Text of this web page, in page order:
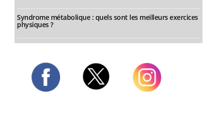
Syndrome métabolique : quels sont les meilleurs exercices
physiques ?